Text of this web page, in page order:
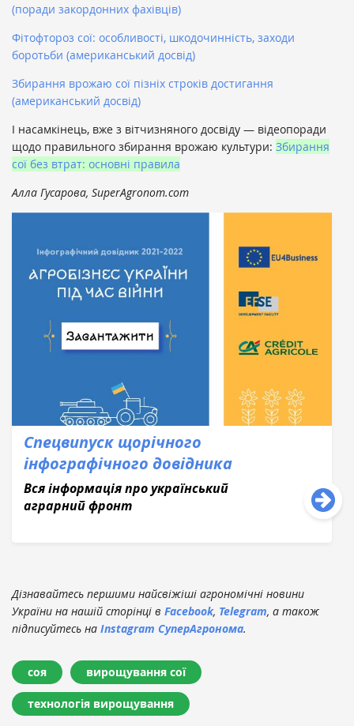
(поради закордонних фахівців)
Фітофтороз сої: особливості, шкодочинність, заходи
боротьби (американський досвід)
Збирання врожаю сої пізніх строків достигання
(американський досвід)
І насамкінець, вже з вітчизняного досвіду — відеопоради
щодо правильного збирання врожаю культури: Збирання
сої без втрат: основні правила
Алла Гусарова, SuperAgronom.com
Спецвипуск щорічного
інфографічного довідника
Вся інформація про український
аграрний фронт
Дізнавайтесь першими найсвіжіші агрономічні новини
України на нашій сторінці в Facebook, Telegram, а також
підписуйтесь на Instagram СуперАгронома.
соя вирощування сої
технологія вирощування